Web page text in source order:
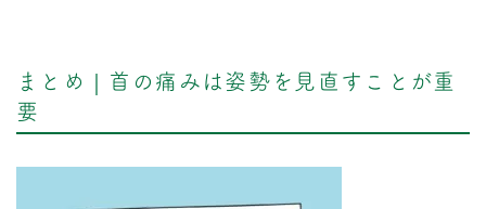
まとめ｜首の痛みは姿勢を見直すことが重
要